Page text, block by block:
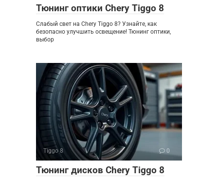
Тюнинг оптики Chery Tiggo 8
Слабый свет на Chery Tiggo 8? Узнайте, как
безопасно улучшить освещение! Тюнинг оптики,
выбор
Tiggo 8 0
Тюнинг дисков Chery Tiggo 8